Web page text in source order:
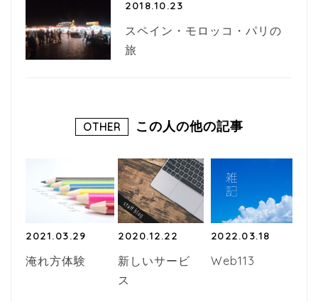
2018.10.23
スペイン・モロッコ・パリの
旅
OTHER この人の他の記事
2021.03.29
淹れ方体験
2020.12.22
新しいサービ
ス
2022.03.18
Web113